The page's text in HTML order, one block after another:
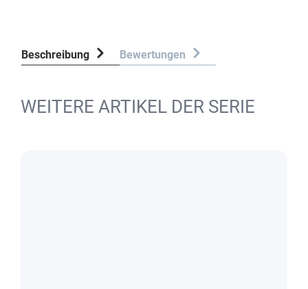
Beschreibung Bewertungen
WEITERE ARTIKEL DER SERIE